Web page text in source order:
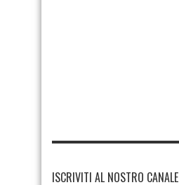
ISCRIVITI AL NOSTRO